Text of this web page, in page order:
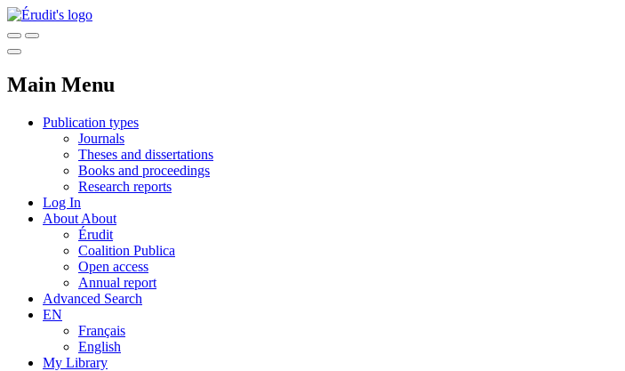
Main Menu
Publication types
Journals
Theses and dissertations
Books and proceedings
Research reports
Log In
About About
Érudit
Coalition Publica
Open access
Annual report
Advanced Search
EN
Français
English
My Library